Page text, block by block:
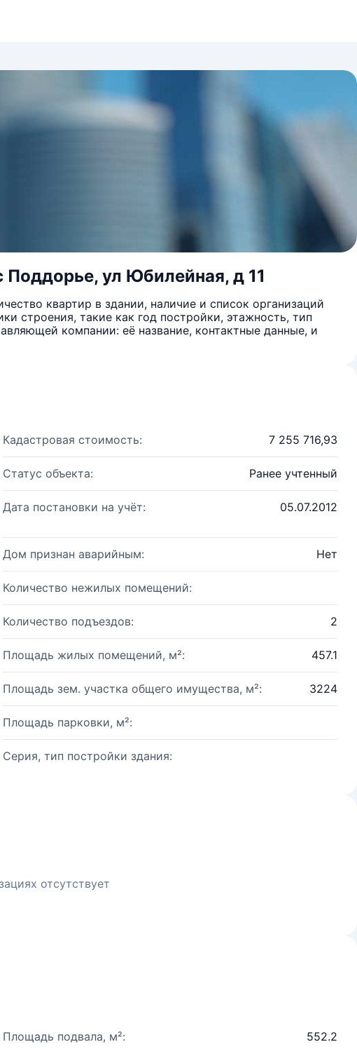
ул Юбилейная, д 11
квартир в здании, наличие и список организаций
строения, такие как год постройки, этажность, тип
компании: её название, контактные данные, и
Кадастровая стоимость: 7 255 716,93
Статус объекта: Ранее учтенный
Дата постановки на учёт: 05.07.2012
Дом признан аварийным: Нет
Количество нежилых помещений:
Количество подъездов: 2
Площадь жилых помещений, м²: 457.1
Площадь зем. участка общего имущества, м²: 3224
Площадь парковки, м²:
Серия, тип постройки здания:
отсутствует
Площадь подвала, м²: 552.2